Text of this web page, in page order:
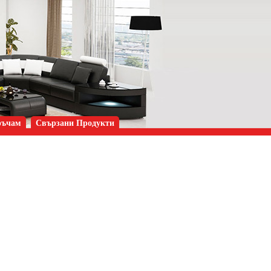
Свързани Продукти